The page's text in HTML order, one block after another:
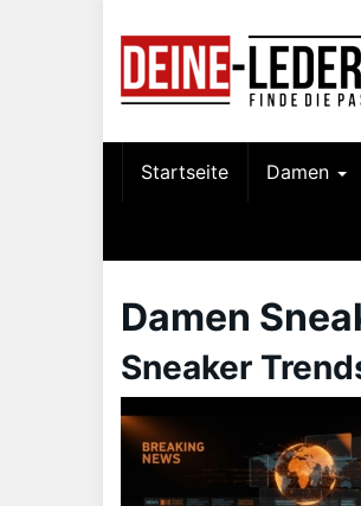
Startseite Damen
Damen
Sneaker